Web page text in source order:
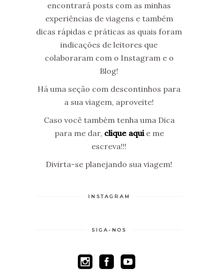
encontrará posts com as minhas
experiências de viagens e também
dicas rápidas e práticas as quais foram
indicações de leitores que
colaboraram com o Instagram e o
Blog!
Há uma seção com descontinhos para
a sua viagem, aproveite!
Caso você também tenha uma Dica
para me dar, clique aquie me
escreva!!!
Divirta-se planejando sua viagem!
INSTAGRAM
SIGA-NOS